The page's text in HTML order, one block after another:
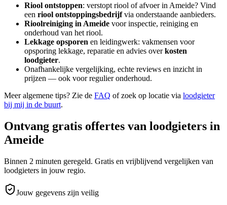
Riool ontstoppen: verstopt riool of afvoer in Ameide? Vind
een riool ontstoppingsbedrijfvia onderstaande aanbieders.
Rioolreiniging in Ameide voor inspectie, reiniging en
onderhoud van het riool.
Lekkage opsporen en leidingwerk: vakmensen voor
opsporing lekkage, reparatie en advies overkosten
loodgieter.
Onafhankelijke vergelijking, echte reviews en inzicht in
prijzen — ook voor regulier onderhoud.
Meer algemene tips? Zie de FAQ of zoek op locatie via loodgieter
bij mij in de buurt.
Ontvang gratis offertes van loodgieters in
Ameide
Binnen 2 minuten geregeld. Gratis en vrijblijvend vergelijken van
loodgieters in jouw regio.
Jouw gegevens zijn veilig